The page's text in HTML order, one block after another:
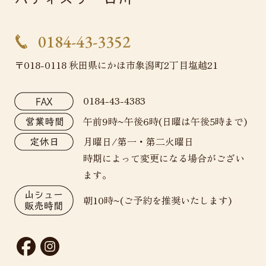
0184-43-3352
〒018-0118 秋田県にかほ市象潟町2丁目塩越21
0184-43-4383
午前9時~午後6時(日曜は午後5時まで)
月曜日/第一・第二火曜日
時期によって変更になる場合がござい
ます。
朝10時~(ご予約を推奨いたします)